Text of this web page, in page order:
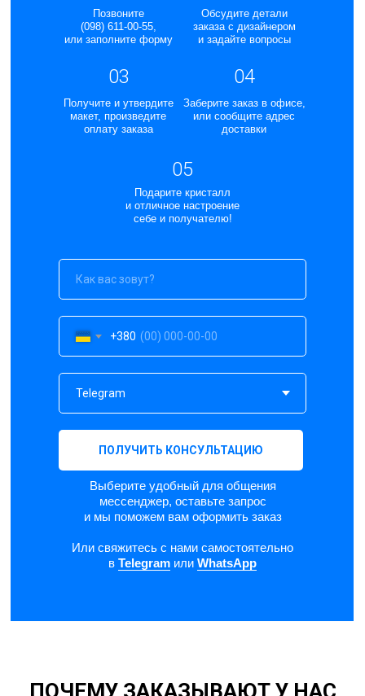
Позвоните
(098) 611-00-55,
или заполните форму
Обсудите детали
заказа с дизайнером
и задайте вопросы
Получите и утвердите
макет, произведите
оплату заказа
03
Заберите заказ в офисе,
или сообщите адрес
доставки
04
Подарите кристалл
и отличное настроение
себе и получателю!
05
+380
ПОЛУЧИТЬ КОНСУЛЬТАЦИЮ
Выберите удобный для общения
мессенджер, оставьте запрос
и мы поможем вам оформить заказ
Или свяжитесь с нами самостоятельно
в Telegram или WhatsApp
ПОЧЕМУ ЗАКАЗЫВАЮТ У НАС